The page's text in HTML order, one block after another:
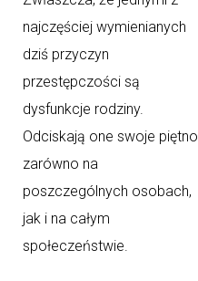
najczęściej wymienianych
dziś przyczyn
przestępczości są
dysfunkcje rodziny.
Odciskają one swoje piętno
zarówno na
poszczególnych osobach,
jak i na całym
społeczeństwie.